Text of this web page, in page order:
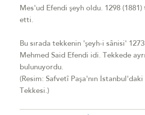
Mes'ud Efendi şeyh oldu. 1298
etti.
Bu sırada tekkenin 'şeyh-i sânisi'
Mehmed Said Efendi idi. Tekkede
bulunuyordu.
(Resim: Safvetî Paşa'nın İstanbul'daki
Tekkesi.)